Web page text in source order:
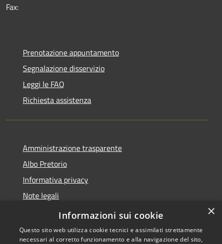
Fax:
Prenotazione appuntamento
Segnalazione disservizio
Leggi le FAQ
Richiesta assistenza
Amministrazione trasparente
Albo Pretorio
Informativa privacy
Note legali
Dichiarazione di accessibilità
×
Informazioni sui cookie
Questo sito web utilizza cookie tecnici e assimilati strettamente
necessari al corretto funzionamento e alla navigazione del sito,